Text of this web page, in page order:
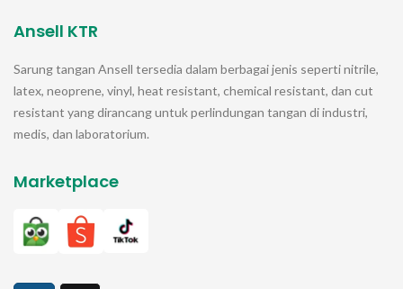
Ansell KTR
Sarung tangan Ansell tersedia dalam berbagai jenis seperti nitrile,
latex, neoprene, vinyl, heat resistant, chemical resistant, dan cut
resistant yang dirancang untuk perlindungan tangan di industri,
medis, dan laboratorium.
Marketplace